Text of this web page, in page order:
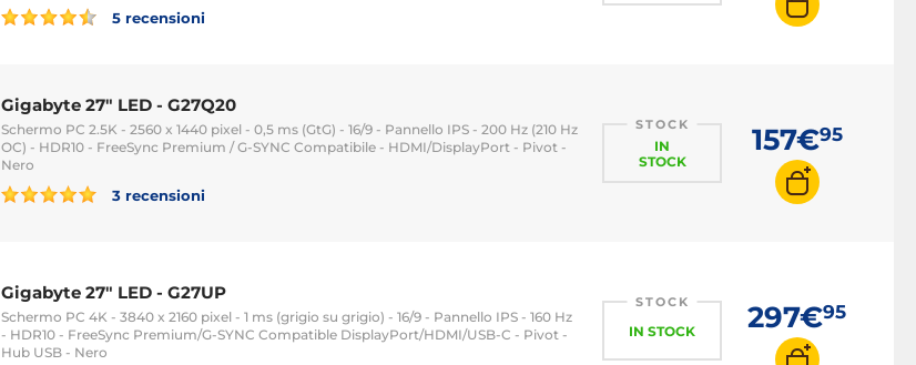
5 recensioni
Gigabyte 27" LED - G27Q20
Schermo PC 2.5K - 2560 x 1440 pixel - 0,5 ms (GtG) - 16/9 - Pannello IPS - 200 Hz (210 Hz
OC) - HDR10 - FreeSync Premium / G-SYNC Compatibile - HDMI/DisplayPort - Pivot -
Nero
3 recensioni
STOCK
IN
STOCK
157€95
Gigabyte 27" LED - G27UP
Schermo PC 4K - 3840 x 2160 pixel - 1 ms (grigio su grigio) - 16/9 - Pannello IPS - 160 Hz
- HDR10 - FreeSync Premium/G-SYNC Compatible DisplayPort/HDMI/USB-C - Pivot -
Hub USB - Nero
STOCK
IN STOCK 297€95